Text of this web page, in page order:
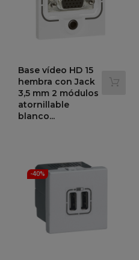
Base vídeo HD 15
hembra con Jack
3,5 mm 2 módulos
atornillable
blanco...
-40%